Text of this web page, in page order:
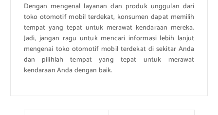
Dengan mengenal layanan dan produk unggulan dari
toko otomotif mobil terdekat, konsumen dapat memilih
tempat yang tepat untuk merawat kendaraan mereka.
Jadi, jangan ragu untuk mencari informasi lebih lanjut
mengenai toko otomotif mobil terdekat di sekitar Anda
dan pilihlah tempat yang tepat untuk merawat
kendaraan Anda dengan baik.